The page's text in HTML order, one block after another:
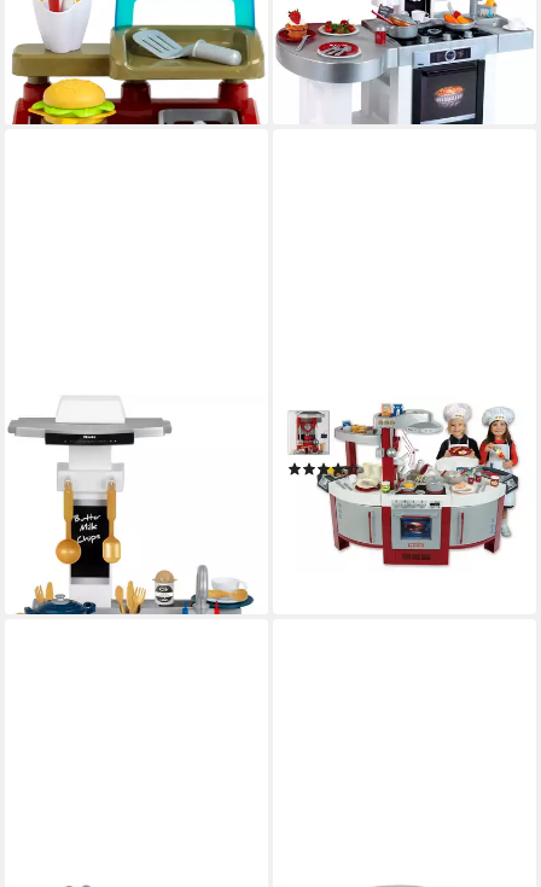
19,99 €
UVP 22,99 €
-13%
lieferbar - in 1-2 Werktagen bei dir
Made in Germany
82,82 € UVP110,99 €
-25%
lieferbar - in 6-8 Werktagen bei dir
KLEIN
Spielküche Miele, salt &
pepper Kunststoff, Made in
Germany
52,64 € UVP
lieferbar - in 6-8 Werktagen bei dir
KLEIN
Spielküche Miele Nr. 1
(409)
128,41 € UVP179,99 €
lieferbar - in 6-8 Werktagen bei dir